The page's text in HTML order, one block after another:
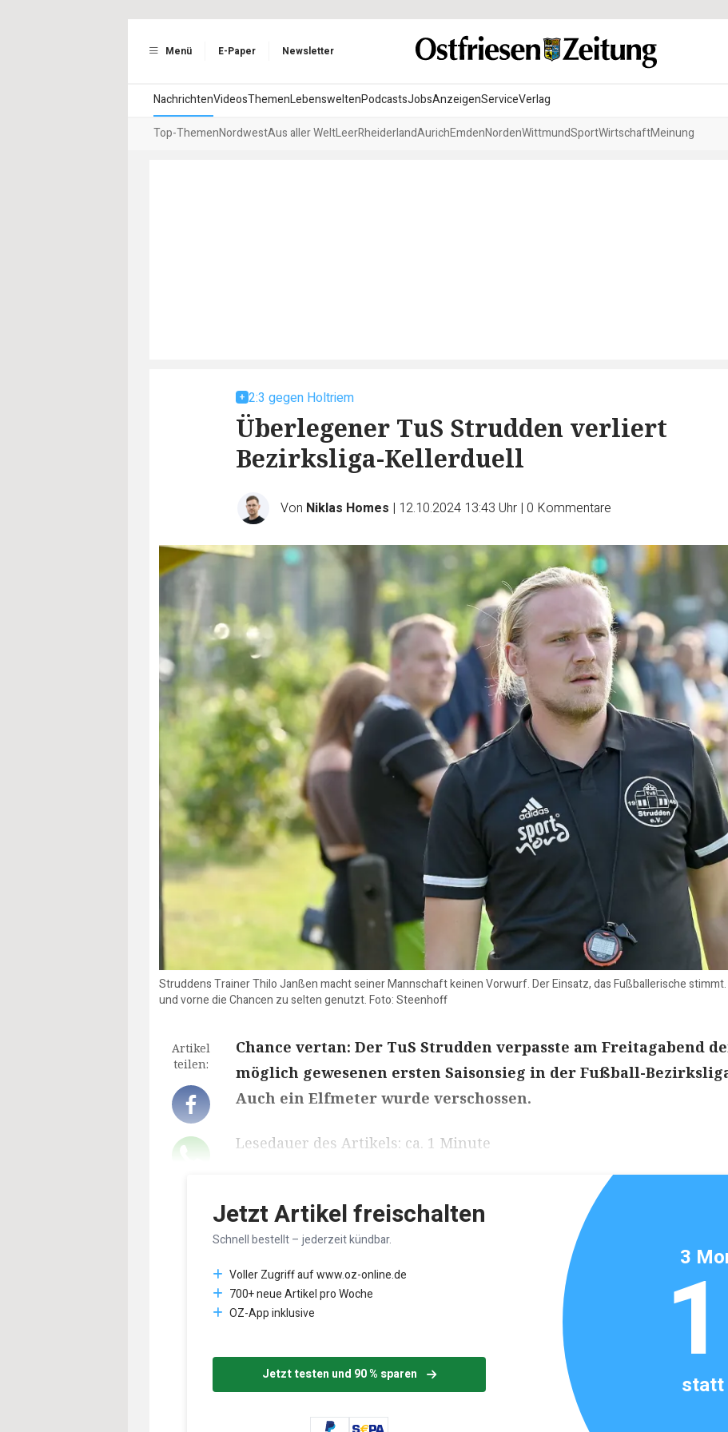
Menü E-Paper Newsletter
NachrichtenVideosThemenLebensweltenPodcastsJobsAnzeigenServiceVerlag
Top-ThemenNordwestAus aller WeltLeerRheiderlandAurichEmdenNordenWittmundSportWirtschaftMeinung
2:3 gegen Holtriem
Überlegener TuS Strudden verliert
Bezirksliga-Kellerduell
Von Niklas Homes | 12.10.2024 13:43 Uhr | 0 Kommentare
Struddens Trainer Thilo Janßen macht seiner Mannschaft keinen Vorwurf. Der Einsatz, das Fußballerische
und vorne die Chancen zu selten genutzt. Foto: Steenhoff
Artikel
teilen:
Chance vertan: Der TuS Strudden verpasste am Freitagabend
möglich gewesenen ersten Saisonsieg in der Fußball-
Auch ein Elfmeter wurde verschossen.
Lesedauer des Artikels: ca. 1 Minute
Jetzt Artikel freischalten
Schnell bestellt – jederzeit kündbar.
Voller Zugriff auf www.oz-online.de
700+ neue Artikel pro Woche
OZ-App inklusive
Jetzt testen und 90 % sparen
3
statt